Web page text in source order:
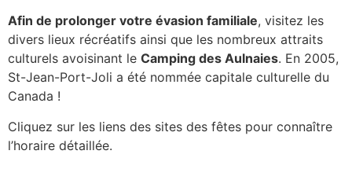
Afin de prolonger votre évasion familiale, visitez les
divers lieux récréatifs ainsi que les nombreux attraits
culturels avoisinant le Camping des Aulnaies. En 2005,
St-Jean-Port-Joli a été nommée capitale culturelle du
Canada !
Cliquez sur les liens des sites des fêtes pour connaître
l’horaire détaillée.